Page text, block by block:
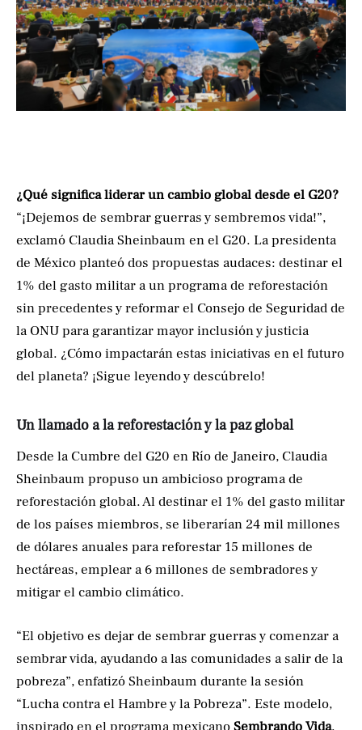
¿Qué significa liderar un cambio global desde el G20?
“¡Dejemos de sembrar guerras y sembremos vida!”,
exclamó Claudia Sheinbaum en el G20. La presidenta
de México planteó dos propuestas audaces: destinar el
1% del gasto militar a un programa de reforestación
sin precedentes y reformar el Consejo de Seguridad de
la ONU para garantizar mayor inclusión y justicia
global. ¿Cómo impactarán estas iniciativas en el futuro
del planeta? ¡Sigue leyendo y descúbrelo!
Un llamado a la reforestación y la paz global
Desde la Cumbre del G20 en Río de Janeiro, Claudia
Sheinbaum propuso un ambicioso programa de
reforestación global. Al destinar el 1% del gasto militar
de los países miembros, se liberarían 24 mil millones
de dólares anuales para reforestar 15 millones de
hectáreas, emplear a 6 millones de sembradores y
mitigar el cambio climático.
“El objetivo es dejar de sembrar guerras y comenzar a
sembrar vida, ayudando a las comunidades a salir de la
pobreza”, enfatizó Sheinbaum durante la sesión
“Lucha contra el Hambre y la Pobreza”. Este modelo,